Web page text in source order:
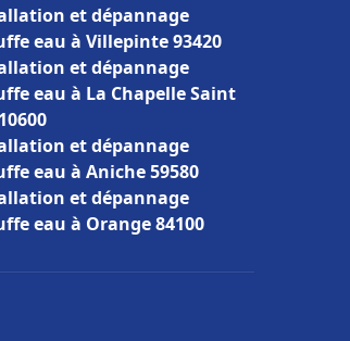
et dépannage
eau à Villepinte 93420
et dépannage
eau à La Chapelle Saint
et dépannage
eau à Aniche 59580
et dépannage
eau à Orange 84100